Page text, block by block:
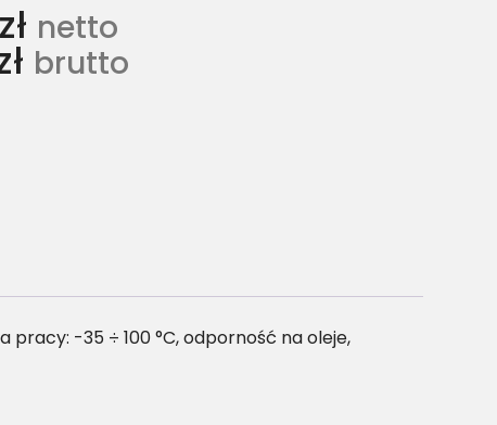
zł netto
brutto
-35 ÷ 100 °C, odporność na oleje,